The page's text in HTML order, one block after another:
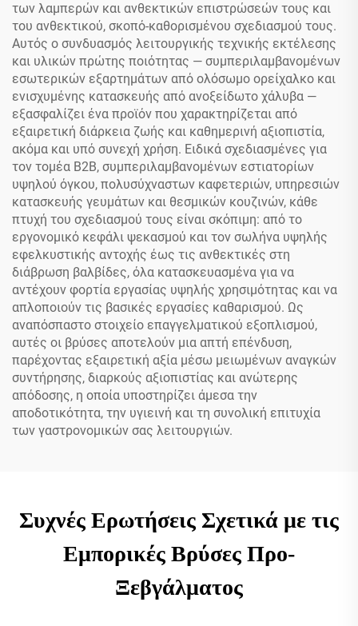
των λαμπερών και ανθεκτικών επιστρώσεών τους και
του ανθεκτικού, σκοπό-καθορισμένου σχεδιασμού τους.
Αυτός ο συνδυασμός λειτουργικής τεχνικής εκτέλεσης
και υλικών πρώτης ποιότητας — συμπεριλαμβανομένων
εσωτερικών εξαρτημάτων από ολόσωμο ορείχαλκο και
ενισχυμένης κατασκευής από ανοξείδωτο χάλυβα —
εξασφαλίζει ένα προϊόν που χαρακτηρίζεται από
εξαιρετική διάρκεια ζωής και καθημερινή αξιοπιστία,
ακόμα και υπό συνεχή χρήση. Ειδικά σχεδιασμένες για
τον τομέα B2B, συμπεριλαμβανομένων εστιατορίων
υψηλού όγκου, πολυσύχναστων καφετεριών, υπηρεσιών
κατασκευής γευμάτων και θεσμικών κουζινών, κάθε
πτυχή του σχεδιασμού τους είναι σκόπιμη: από το
εργονομικό κεφάλι ψεκασμού και τον σωλήνα υψηλής
εφελκυστικής αντοχής έως τις ανθεκτικές στη
διάβρωση βαλβίδες, όλα κατασκευασμένα για να
αντέχουν φορτία εργασίας υψηλής χρησιμότητας και να
απλοποιούν τις βασικές εργασίες καθαρισμού. Ως
αναπόσπαστο στοιχείο επαγγελματικού εξοπλισμού,
αυτές οι βρύσες αποτελούν μια απτή επένδυση,
παρέχοντας εξαιρετική αξία μέσω μειωμένων αναγκών
συντήρησης, διαρκούς αξιοπιστίας και ανώτερης
απόδοσης, η οποία υποστηρίζει άμεσα την
αποδοτικότητα, την υγιεινή και τη συνολική επιτυχία
των γαστρονομικών σας λειτουργιών.
Συχνές Ερωτήσεις Σχετικά με τις
Εμπορικές Βρύσες Προ-
Ξεβγάλματος